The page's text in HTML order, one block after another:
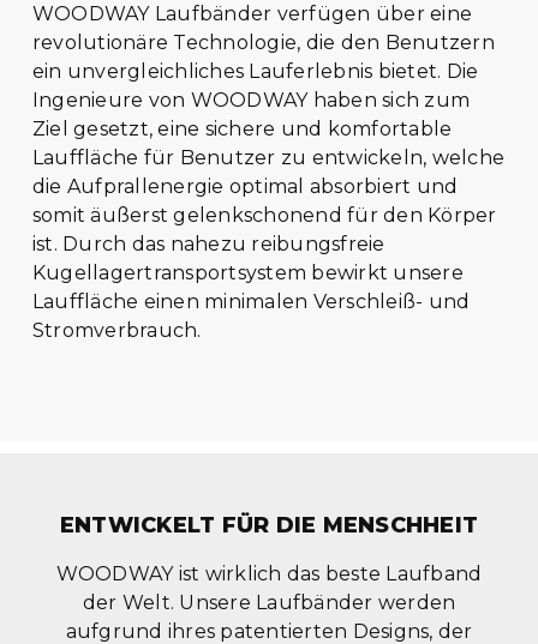
WOODWAY Laufbänder verfügen über eine
revolutionäre Technologie, die den Benutzern
ein unvergleichliches Lauferlebnis bietet. Die
Ingenieure von WOODWAY haben sich zum
Ziel gesetzt, eine sichere und komfortable
Lauffläche für Benutzer zu entwickeln, welche
die Aufprallenergie optimal absorbiert und
somit äußerst gelenkschonend für den Körper
ist. Durch das nahezu reibungsfreie
Kugellagertransportsystem bewirkt unsere
Lauffläche einen minimalen Verschleiß- und
Stromverbrauch.
ENTWICKELT FÜR DIE MENSCHHEIT
WOODWAY ist wirklich das beste Laufband
der Welt. Unsere Laufbänder werden
aufgrund ihres patentierten Designs, der